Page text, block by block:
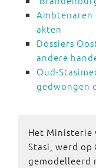
Ambtenaren
akten
Dossiers
andere
Oud-
gedwongen
Het Ministerie
Stasi, werd
gemodelleerd